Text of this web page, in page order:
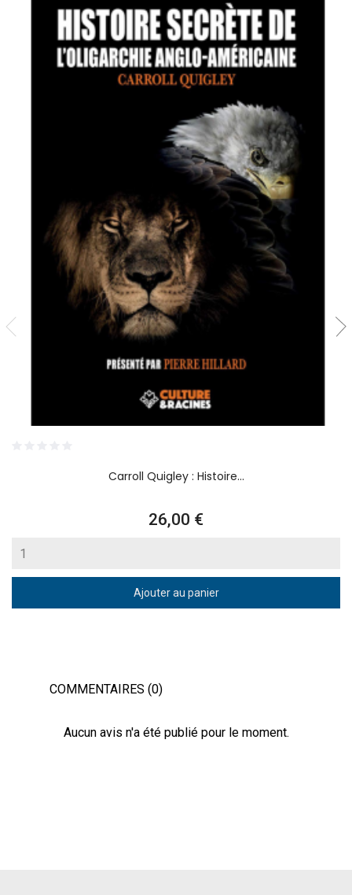
Carroll Quigley : Histoire...
Prix
26,00 €
Ajouter au panier
COMMENTAIRES (0)
Aucun avis n'a été publié pour le moment.